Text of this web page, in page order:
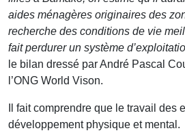
aides ménagères originaires des
recherche des conditions de vie
fait perdurer un système
le bilan dressé par André Pascal
l’ONG World Vison.
Il fait comprendre que le travail des
développement physique et mental.